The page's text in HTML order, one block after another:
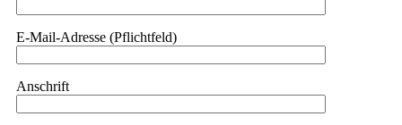
E-Mail-Adresse (Pflichtfeld)
Anschrift